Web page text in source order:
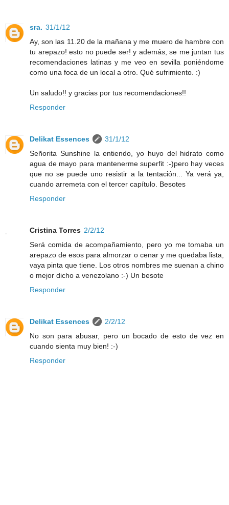
sra. 31/1/12
Ay, son las 11.20 de la mañana y me muero de hambre con
tu arepazo! esto no puede ser! y además, se me juntan tus
recomendaciones latinas y me veo en sevilla poniéndome
como una foca de un local a otro. Qué sufrimiento. :)
Un saludo!! y gracias por tus recomendaciones!!
Responder
Delikat Essences
31/1/12
Señorita Sunshine la entiendo, yo huyo del hidrato como
agua de mayo para mantenerme superfit :-)pero hay veces
que no se puede uno resistir a la tentación... Ya verá ya,
cuando arremeta con el tercer capítulo. Besotes
Responder
Cristina Torres 2/2/12
Será comida de acompañamiento, pero yo me tomaba un
arepazo de esos para almorzar o cenar y me quedaba lista,
vaya pinta que tiene. Los otros nombres me suenan a chino
o mejor dicho a venezolano :-) Un besote
Responder
Delikat Essences
2/2/12
No son para abusar, pero un bocado de esto de vez en
cuando sienta muy bien! :-)
Responder